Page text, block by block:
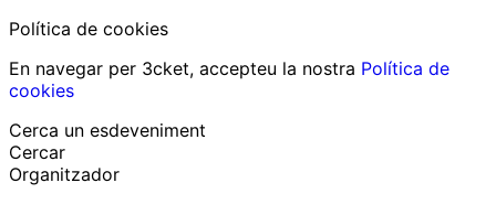
Política de cookies
En navegar per 3cket, accepteu la nostra Política de
cookies
Cerca un esdeveniment
Cercar
Organitzador